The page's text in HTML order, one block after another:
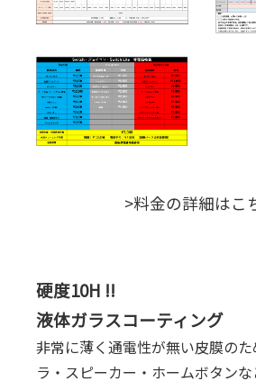
>料金の詳細はこ
硬度10H !!
液体ガラスコーティング
非常に薄く通電性が無い皮膜の
ラ・スピーカー・ホームボタン